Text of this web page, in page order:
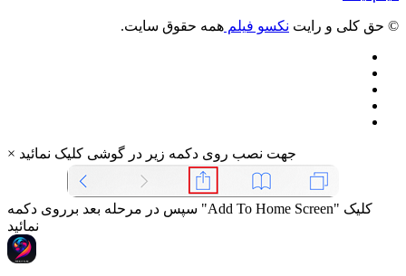
© حق کلی و رایت نکسو فیلم همه حقوق سایت.
× جهت نصب روی دکمه زیر در گوشی کلیک نمائید
سپس در مرحله بعد برروی دکمه "Add To Home Screen" کلیک
نمائید